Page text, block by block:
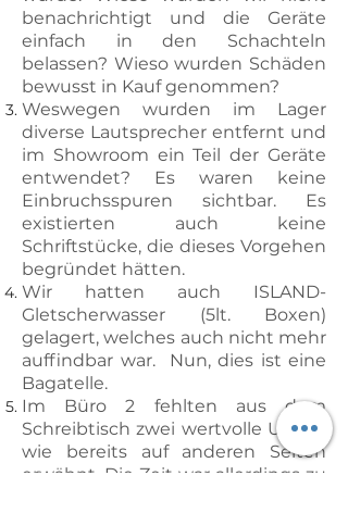
benachrichtigt und die Geräte
einfach in den Schachteln
belassen? Wieso wurden Schäden
bewusst in Kauf genommen?
Weswegen wurden im Lager
diverse Lautsprecher entfernt und
im Showroom ein Teil der Geräte
entwendet? Es waren keine
Einbruchsspuren sichtbar. Es
existierten auch keine
Schriftstücke, die dieses Vorgehen
begründet hätten.
Wir hatten auch ISLAND-
Gletscherwasser (5lt. Boxen)
gelagert, welches auch nicht mehr
auffindbar war. Nun, dies ist eine
Bagatelle.
Im Büro 2 fehlten aus dem
Schreibtisch zwei wertvolle Uhren,
wie bereits auf anderen Seiten
erwähnt. Die Zeit war allerdings zu